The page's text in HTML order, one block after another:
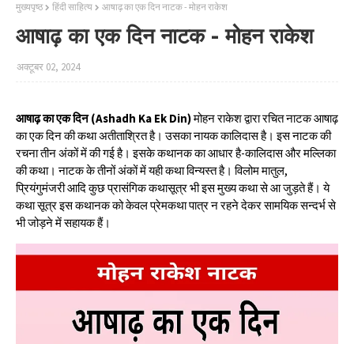
मुख्यपृष्ठ हिंदी साहित्‍य आषाढ़ का एक दिन नाटक - मोहन राकेश
आषाढ़ का एक दिन नाटक - मोहन राकेश
अक्टूबर 02, 2024
आषाढ़ का एक दिन (Ashadh Ka Ek Din)मोहन राकेश द्वारा रचित नाटक आषाढ़
का एक दिन की कथा अतीताश्रित है। उसका नायक कालिदास है। इस नाटक की
रचना तीन अंकों में की गई है। इसके कथानक का आधार है-कालिदास और मल्लिका
की कथा। नाटक के तीनों अंकों में यही कथा विन्यस्त है। विलोम मातुल,
प्रियंगुमंजरी आदि कुछ प्रासंगिक कथासूत्र भी इस मुख्य कथा से आ जुड़ते हैं। ये
कथा सूत्र इस कथानक को केवल प्रेमकथा पात्र न रहने देकर सामयिक सन्दर्भ से
भी जोड़ने में सहायक हैं।